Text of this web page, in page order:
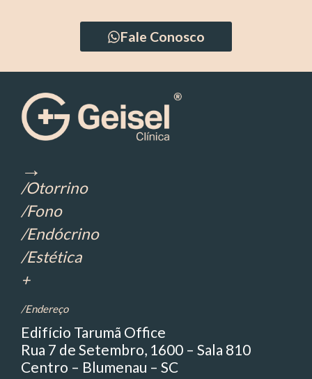
Fale Conosco
→
/Otorrino
/Fono
/Endócrino
/Estética
+
/Endereço
Edifício Tarumã Office
Rua 7 de Setembro, 1600 – Sala 810
Centro – Blumenau – SC